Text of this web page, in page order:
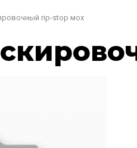
rip-stop мох